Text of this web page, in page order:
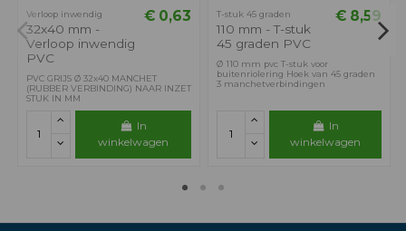
Verloop inwendig
32x40 mm -
Verloop inwendig
PVC
€ 0,63
PVC GRIJS Ø 32x40 MANCHET
(RUBBER VERBINDING) NAAR INZET
STUK IN MM
In
winkelwagen
T-stuk 45 graden
110 mm - T-stuk
45 graden PVC
€ 8,59
Ø 110 mm pvc T-stuk voor
buitenriolering Hoek van 45 graden
3 manchetverbindingen
In
winkelwagen